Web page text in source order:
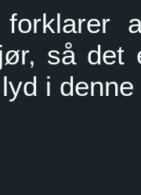
forklarer
så det
i